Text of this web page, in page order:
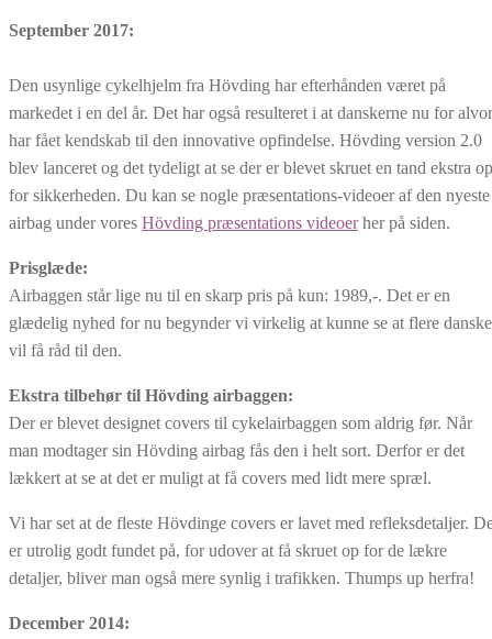
September 2017:
Den usynlige cykelhjelm fra Hövding har efterhånden været på
markedet i en del år. Det har også resulteret i at danskerne nu for alvor
har fået kendskab til den innovative opfindelse. Hövding version 2.0
blev lanceret og det tydeligt at se der er blevet skruet en tand ekstra op
for sikkerheden. Du kan se nogle præsentations-videoer af den nyeste
airbag under vores Hövding præsentations videoerher på siden.
Prisglæde:
Airbaggen står lige nu til en skarp pris på kun: 1989,-. Det er en
glædelig nyhed for nu begynder vi virkelig at kunne se at flere
vil få råd til den.
Ekstra tilbehør til Hövding airbaggen:
Der er blevet designet covers til cykelairbaggen som aldrig før. Når
man modtager sin Hövding airbag fås den i helt sort. Derfor er det
lækkert at se at det er muligt at få covers med lidt mere spræl.
Vi har set at de fleste Hövdinge covers er lavet med refleksdetaljer.
er utrolig godt fundet på, for udover at få skruet op for de lækre
detaljer, bliver man også mere synlig i trafikken. Thumps up herfra!
December 2014: